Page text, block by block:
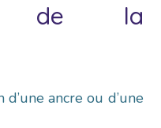
de la
ancre ou d’une